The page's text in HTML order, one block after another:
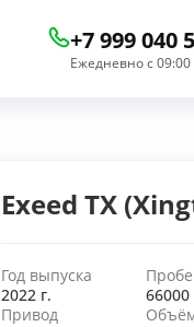
+7 999 040
Ежедневно с 09:00
Exeed TX
Год выпуска
2022 г.
Привод